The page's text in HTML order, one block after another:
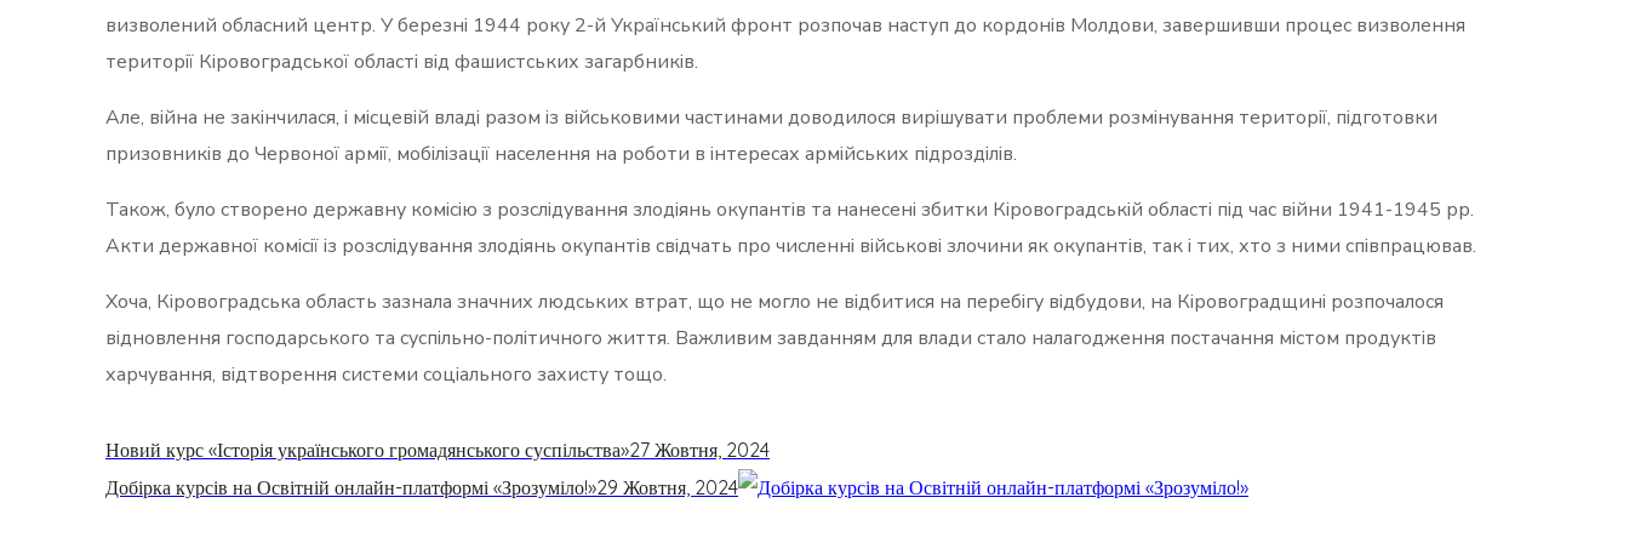
визволений обласний центр. У березні 1944 року 2-й Український фронт розпочав наступ до кордонів Молдови, завершивши процес визволення
території Кіровоградської області від фашистських загарбників.
Але, війна не закінчилася, і місцевій владі разом із військовими частинами доводилося вирішувати проблеми розмінування території, підготовки
призовників до Червоної армії, мобілізації населення на роботи в інтересах армійських підрозділів.
Також, було створено державну комісію з розслідування злодіянь окупантів та нанесені збитки Кіровоградській області під час війни 1941-1945 рр.
Акти державної комісії із розслідування злодіянь окупантів свідчать про численні військові злочини як окупантів, так і тих, хто з ними співпрацював.
Хоча, Кіровоградська область зазнала значних людських втрат, що не могло не відбитися на перебігу відбудови, на Кіровоградщині розпочалося
відновлення господарського та суспільно-політичного життя. Важливим завданням для влади стало налагодження постачання містом продуктів
харчування, відтворення системи соціального захисту тощо.
Новий курс «Історія українського громадянського суспільства»27 Жовтня, 2024
Добірка курсів на Освітній онлайн-платформі «Зрозуміло!»29 Жовтня, 2024